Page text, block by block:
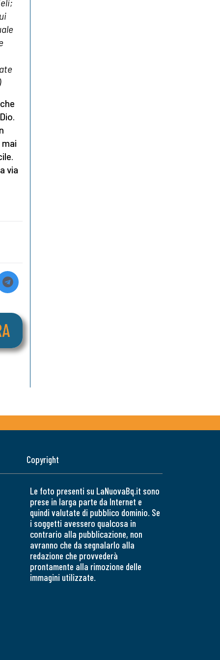
via
Copyright
Le foto presenti su LaNuovaBq.it sono
prese in larga parte da Internet e
quindi valutate di pubblico dominio. Se
i soggetti avessero qualcosa in
contrario alla pubblicazione, non
avranno che da segnalarlo alla
redazione che provvederà
prontamente alla rimozione delle
immagini utilizzate.